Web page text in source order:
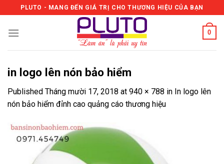
to
content
PLUTO - MANG ĐẾN GIÁ TRỊ CHO THƯƠNG HIỆU CỦA BẠN
0
in logo lên nón bảo hiểm
Published Tháng mười 17, 2018 at 940 × 788 in In logo lên
nón bảo hiểm đỉnh cao quảng cáo thương hiệu